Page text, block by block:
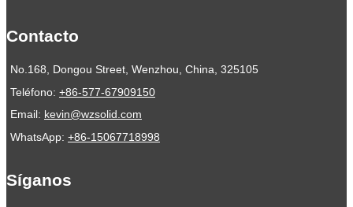
Contacto
No.168, Dongou Street, Wenzhou, China, 325105
Teléfono: +86-577-67909150
Email: kevin@wzsolid.com
WhatsApp: +86-15067718998
Síganos